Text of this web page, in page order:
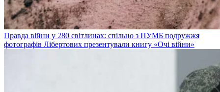
Правда війни у 280 світлинах: спільно з ПУМБ подружжя
фотографів Лібертових презентували книгу «Очі війни»